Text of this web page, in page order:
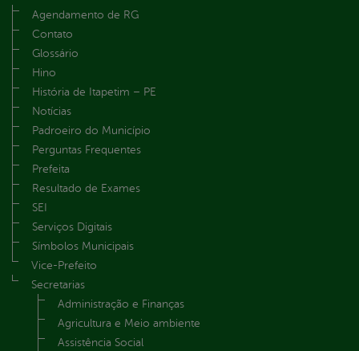
Agendamento de RG
Contato
Glossário
Hino
História de Itapetim – PE
Notícias
Padroeiro do Município
Perguntas Frequentes
Prefeita
Resultado de Exames
SEI
Serviços Digitais
Símbolos Municipais
Vice-Prefeito
Secretarias
Administração e Finanças
Agricultura e Meio ambiente
Assistência Social